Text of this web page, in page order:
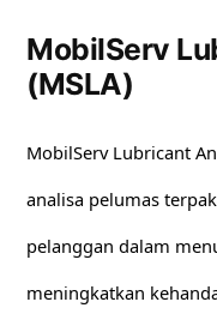
MobilServ
(MSLA)
MobilServ Lubricant
analisa pelumas
pelanggan dalam
meningkatkan